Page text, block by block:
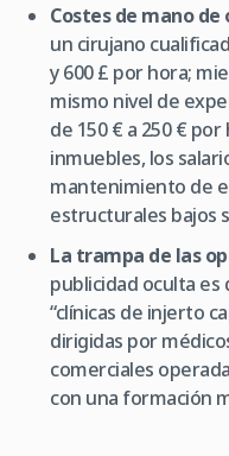
Costes de mano de
un cirujano
y 600 £ por hora;
mismo nivel de
de 150 € a 250 €
inmuebles, los
mantenimiento de
estructurales bajos
La trampa de las
publicidad oculta es
“clínicas de injerto
dirigidas por
comerciales
con una formación